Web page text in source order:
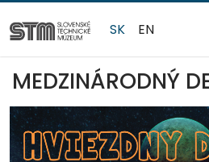
SK EN
MEDZINÁRODNÝ